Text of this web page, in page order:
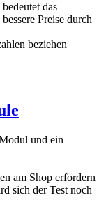
bedeutet das
Preise durch
beziehen
und ein
am Shop erfordern
sich der Test noch